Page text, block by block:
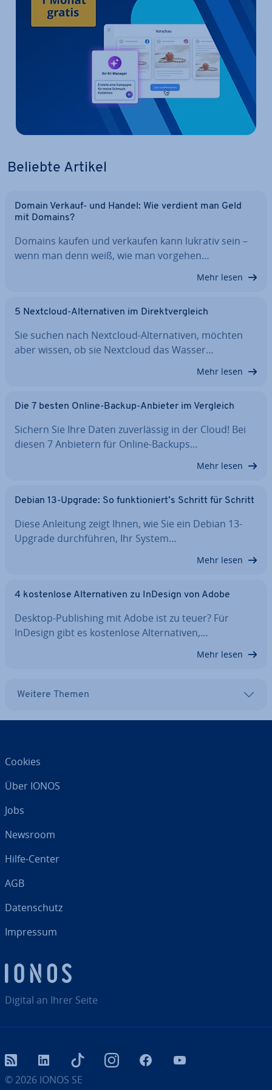
Beliebte Artikel
Domain Verkauf- und Handel: Wie verdient man Geld
mit Domains?
Domains kaufen und verkaufen kann lukrativ sein –
wenn man denn weiß, wie man vorgehen…
Mehr lesen
5 Nextcloud-Al­ter­na­ti­ven im Di­rekt­ver­gleich
Sie suchen nach Nextcloud-Al­ter­na­ti­ven, möchten
aber wissen, ob sie Nextcloud das Wasser…
Mehr lesen
Die 7 besten Online-Backup-Anbieter im Vergleich
Sichern Sie Ihre Daten zu­ver­läs­sig in der Cloud! Bei
diesen 7 Anbietern für Online-Backups…
Mehr lesen
Debian 13-Upgrade: So funk­tio­niert’s Schritt für Schritt
Diese Anleitung zeigt Ihnen, wie Sie ein Debian 13-
Upgrade durch­füh­ren, Ihr System…
Mehr lesen
4 kos­ten­lo­se Al­ter­na­ti­ven zu InDesign von Adobe
Desktop-Pu­bli­shing mit Adobe ist zu teuer? Für
InDesign gibt es kos­ten­lo­se Al­ter­na­ti­ven,…
Mehr lesen
Weitere Themen
Digital an Ihrer Seite
Cookies
Über IONOS
Jobs
Newsroom
Hilfe-Center
AGB
Da­ten­schutz
Impressum
© 2026 IONOS SE
RSS LinkedIn tiktok InstagramFacebook